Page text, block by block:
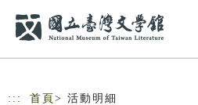
::: 首頁 > 活動明細